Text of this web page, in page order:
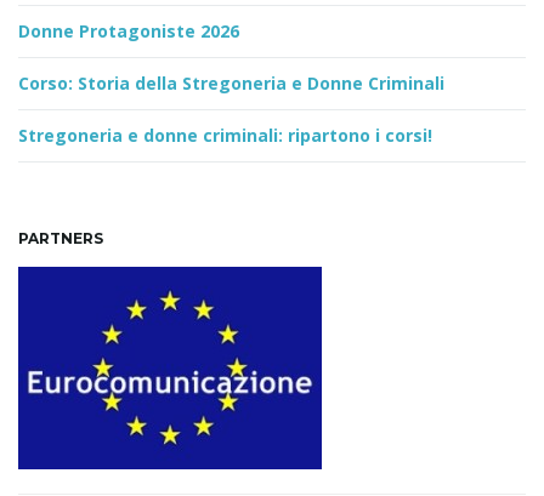
Donne Protagoniste 2026
Corso: Storia della Stregoneria e Donne Criminali
Stregoneria e donne criminali: ripartono i corsi!
PARTNERS